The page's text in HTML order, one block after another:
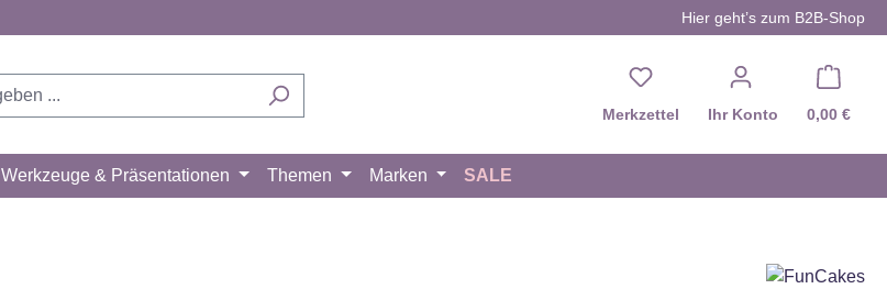
Hier geht’s zum B2B-Shop
Merkzettel Du hast 0 Produkte auf
Ihr Konto 0,00 €
Werkzeuge & Präsentationen Themen Marken SALE